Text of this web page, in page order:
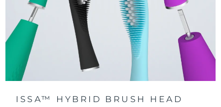
ISSA™ HYBRID BRUSH HEAD